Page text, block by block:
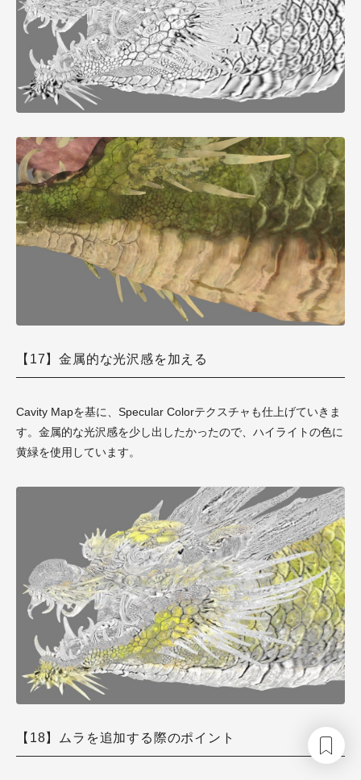
【17】金属的な光沢感を加える
Cavity Mapを基に、Specular Colorテクスチャも仕上げていきま
す。金属的な光沢感を少し出したかったので、ハイライトの色に
黄緑を使用しています。
【18】ムラを追加する際のポイント